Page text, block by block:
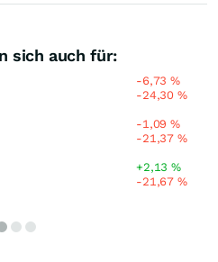
sich auch für:
-6,73%
-24,30%
-1,09%
-21,37%
+2,13%
-21,67%